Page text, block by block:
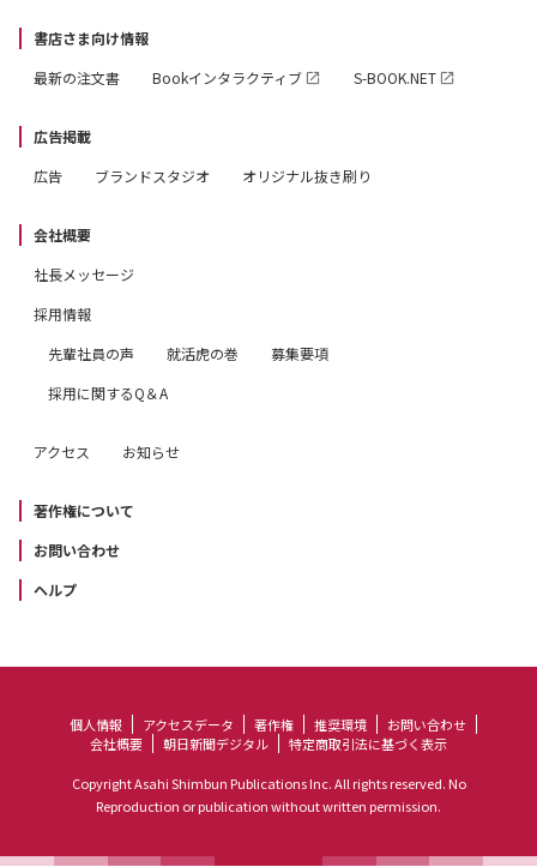
書店さま向け情報
最新の注文書
Bookインタラクティブ S-BOOK.NET
広告掲載
広告
ブランドスタジオ オリジナル抜き刷り
会社概要
社長メッセージ
採用情報
先輩社員の声
就活虎の巻
募集要項
採用に関するQ＆A
アクセス お知らせ
著作権について
お問い合わせ
ヘルプ
個人情報 アクセスデータ 著作権 推奨環境
お問い合わせ
会社概要
朝日新聞デジタル 特定商取引法に基づく表示
Copyright Asahi Shimbun Publications Inc. All rights reserved. No
Reproduction or publication without written permission.